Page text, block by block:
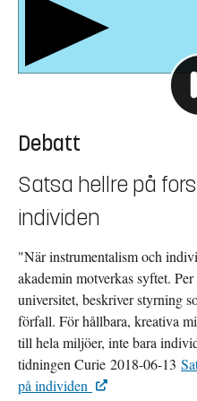
som studerar såväl skolor som
undervisningsmaterial.
Utveckling av undervisningen
att beskriva vilket innehåll
undervisningssammanhang i
klimatfrågorna ges extra
att förtydliga begreppets
undervisningssammanhang
genomförande.
att identifiera detta
alltjämt disciplinärt
Skolan som arena
Skolan är inte längre ett slutet
inflytande över
ex branschorganisationer och
Debatt
Satsa hellre på
individen
"När instrumentalism och
akademin motverkas syftet.
universitet, beskriver styrning
förfall. För hållbara, kreativa
till hela miljöer, inte bara
tidningen Curie 2018-06-13
på individen